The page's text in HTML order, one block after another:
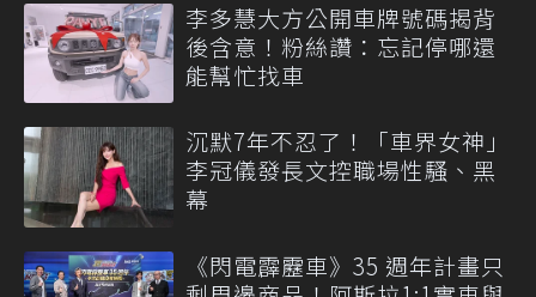
李多慧大方公開車牌號碼揭背
後含意！粉絲讚：忘記停哪還
能幫忙找車
沉默7年不忍了！「車界女神」
李冠儀發長文控職場性騷、黑
幕
《閃電霹靂車》35 週年計畫只